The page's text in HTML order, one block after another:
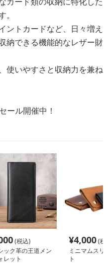
ントカードなど、日々増え
納できる機能的なレザー財
使いやすさと収納力を兼ね
ール開催中！
(税込)
ック革の王道メン
レット
¥4,000(税
ミニマムスリ
ト